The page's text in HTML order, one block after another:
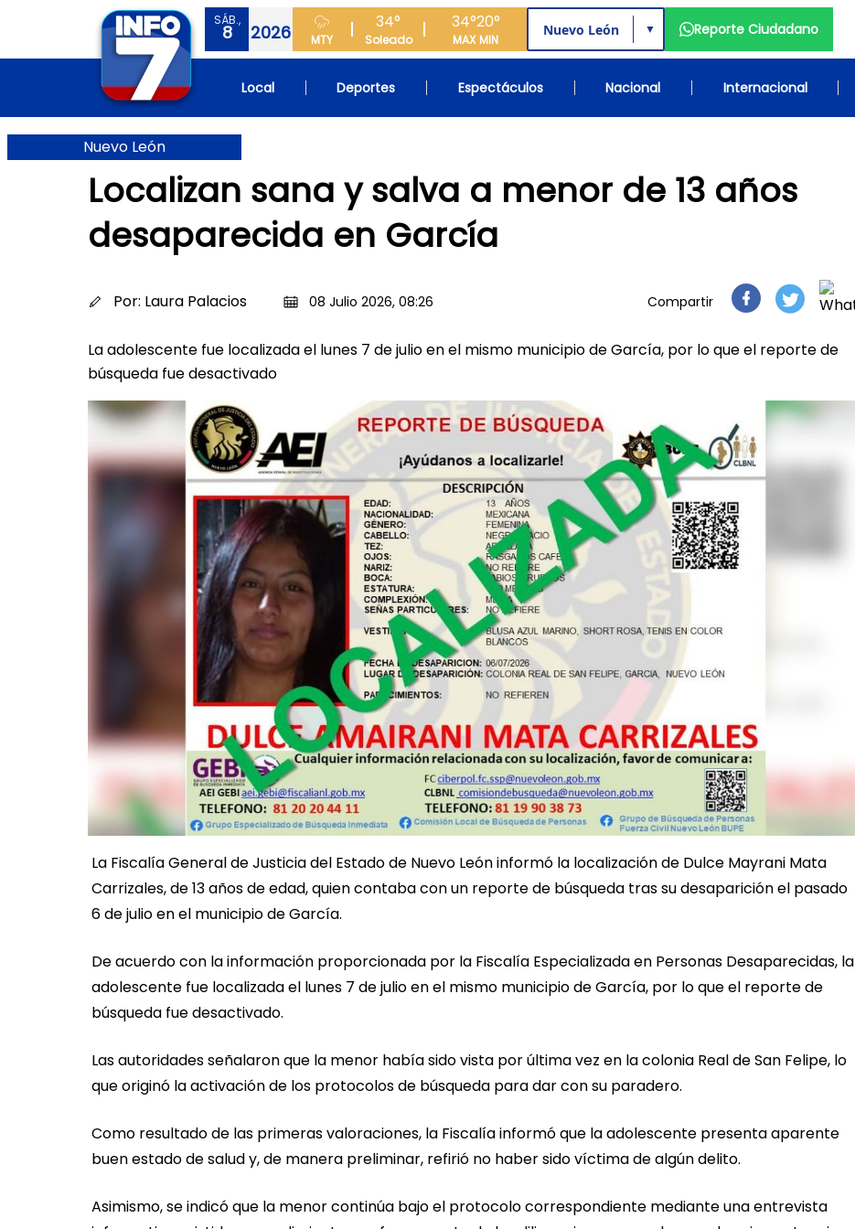
SÁB.,
8 2026 MTY
34°
Soleado
34°
MAX
20°
MIN
▼ Reporte Ciudadano
Local Deportes Espectáculos Nacional Internacional
Nuevo León
Localizan sana y salva a menor de 13 años
desaparecida en García
Por: Laura Palacios 08 Julio 2026, 08:26 Compartir
La adolescente fue localizada el lunes 7 de julio en el mismo municipio de García, por lo que el reporte de
búsqueda fue desactivado
La Fiscalía General de Justicia del Estado de Nuevo León informó la localización de Dulce Mayrani Mata
Carrizales, de 13 años de edad, quien contaba con un reporte de búsqueda tras su desaparición el pasado
6 de julio en el municipio de García.
De acuerdo con la información proporcionada por la Fiscalía Especializada en Personas Desaparecidas, la
adolescente fue localizada el lunes 7 de julio en el mismo municipio de García, por lo que el reporte de
búsqueda fue desactivado.
Las autoridades señalaron que la menor había sido vista por última vez en la colonia Real de San Felipe, lo
que originó la activación de los protocolos de búsqueda para dar con su paradero.
Como resultado de las primeras valoraciones, la Fiscalía informó que la adolescente presenta aparente
buen estado de salud y, de manera preliminar, refirió no haber sido víctima de algún delito.
Asimismo, se indicó que la menor continúa bajo el protocolo correspondiente mediante una entrevista